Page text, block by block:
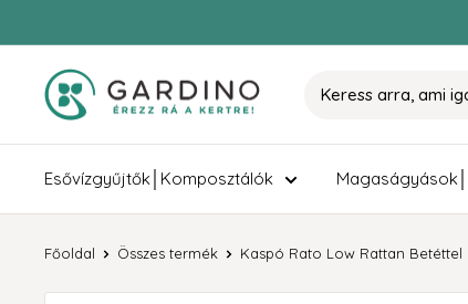
Gardino
Esővízgyűjtők│Komposztálók
Főoldal Összes termék Kaspó Rato Low Rattan Betéttel